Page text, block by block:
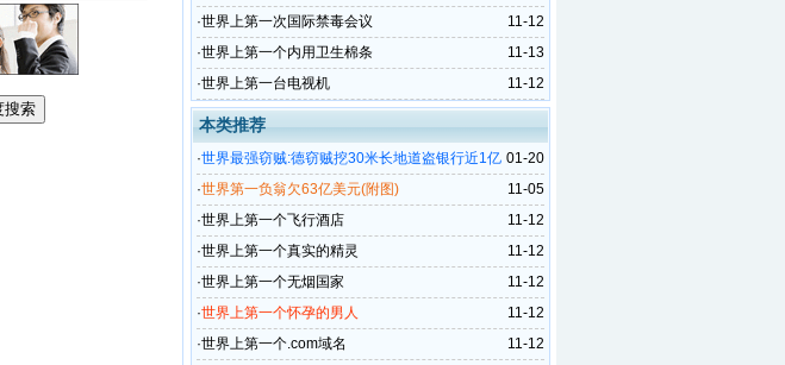
11-12
·世界上第一次国际禁毒会议
11-13
·世界上第一个内用卫生棉条
11-12
·世界上第一台电视机
本类推荐
01-20
·世界最强窃贼:德窃贼挖30米长地道盗银行近1亿
欧元
11-05
·世界第一负翁欠63亿美元(附图)
11-12
·世界上第一个飞行酒店
11-12
·世界上第一个真实的精灵
11-12
·世界上第一个无烟国家
11-12
·世界上第一个怀孕的男人
11-12
·世界上第一个.com域名